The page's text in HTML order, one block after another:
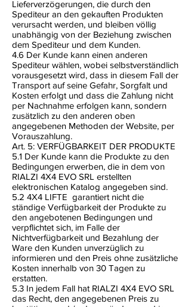
Lieferverzögerungen, die durch den
Spediteur an den gekauften Produkten
verursacht werden, und bleiben völlig
unabhängig von der Beziehung zwischen
dem Spediteur und dem Kunden.
4.6 Der Kunde kann einen anderen
Spediteur wählen, wobei selbstverständlich
vorausgesetzt wird, dass in diesem Fall der
Transport auf seine Gefahr, Sorgfalt und
Kosten erfolgt und dass die Zahlung nicht
per Nachnahme erfolgen kann, sondern
zusätzlich zu den anderen oben
angegebenen Methoden der Website, per
Vorauszahlung.
Art. 5: VERFÜGBARKEIT DER PRODUKTE
5.1 Der Kunde kann die Produkte zu den
Bedingungen erwerben, die in dem von
RIALZI 4X4 EVO SRL erstellten
elektronischen Katalog angegeben sind.
5.2 4X4 LIFTE garantiert nicht die
ständige Verfügbarkeit der Produkte zu
den angebotenen Bedingungen und
verpflichtet sich, im Falle der
Nichtverfügbarkeit und Bezahlung der
Ware den Kunden unverzüglich zu
informieren und den Preis ohne zusätzliche
Kosten innerhalb von 30 Tagen zu
erstatten.
5.3 In jedem Fall hat RIALZI 4X4 EVO SRL
das Recht, den angegebenen Preis zu